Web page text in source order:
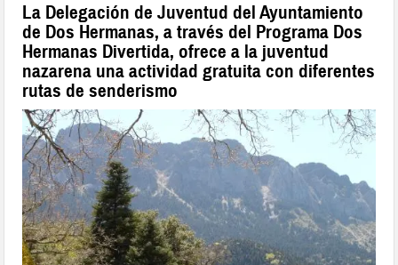
La Delegación de Juventud del Ayuntamiento
de Dos Hermanas, a través del Programa Dos
Hermanas Divertida, ofrece a la juventud
nazarena una actividad gratuita con diferentes
rutas de senderismo